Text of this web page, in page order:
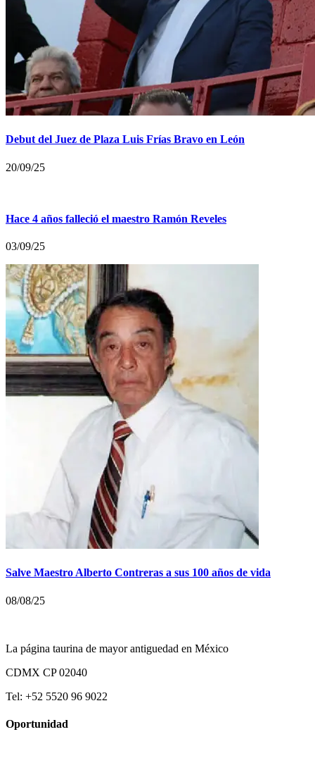
Debut del Juez de Plaza Luis Frías Bravo en León
20/09/25
Hace 4 años falleció el maestro Ramón Reveles
03/09/25
Salve Maestro Alberto Contreras a sus 100 años de vida
08/08/25
La página taurina de mayor antiguedad en México
CDMX CP 02040
Tel: +52 5520 96 9022
Oportunidad